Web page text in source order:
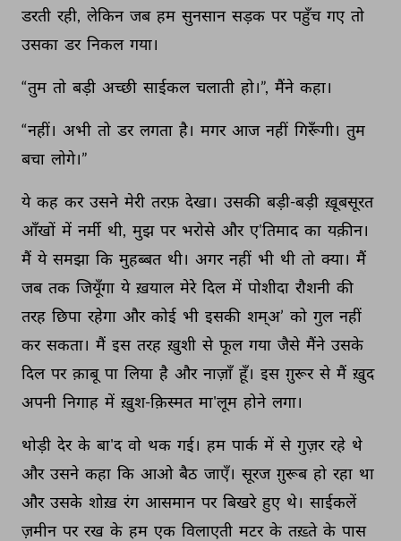
डरती रही, लेकिन जब हम सुनसान सड़क पर पहुँच गए तो
उसका डर निकल गया।
“तुम तो बड़ी अच्छी साईकल चलाती हो।”, मैंने कहा।
“नहीं। अभी तो डर लगता है। मगर आज नहीं गिरूँगी। तुम
बचा लोगे।”
ये कह कर उसने मेरी तरफ़ देखा। उसकी बड़ी-बड़ी ख़ूबसूरत
आँखों में नर्मी थी, मुझ पर भरोसे और ए'तिमाद का यक़ीन।
मैं ये समझा कि मुहब्बत थी। अगर नहीं भी थी तो क्या। मैं
जब तक जियूँगा ये ख़याल मेरे दिल में पोशीदा रौशनी की
तरह छिपा रहेगा और कोई भी इसकी शम्अ’ को गुल नहीं
कर सकता। मैं इस तरह ख़ुशी से फूल गया जैसे मैंने उसके
दिल पर क़ाबू पा लिया है और नाज़ाँ हूँ। इस ग़ुरूर से मैं ख़ुद
अपनी निगाह में ख़ुश-क़िस्मत मा'लूम होने लगा।
थोड़ी देर के बा'द वो थक गई। हम पार्क में से गुज़र रहे थे
और उसने कहा कि आओ बैठ जाएँ। सूरज ग़ुरूब हो रहा था
और उसके शोख़ रंग आसमान पर बिखरे हुए थे। साईकलें
ज़मीन पर रख के हम एक विलाएती मटर के तख़्ते के पास